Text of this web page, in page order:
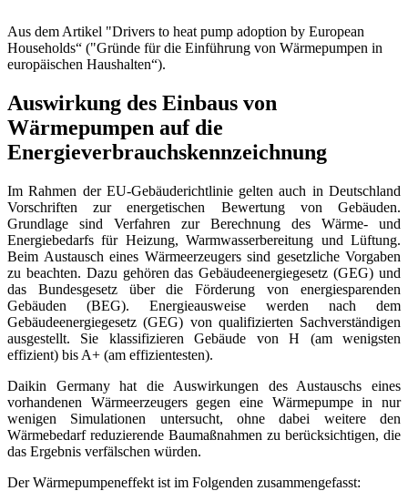
Aus dem Artikel "Drivers to heat pump adoption by European
Households“ ("Gründe für die Einführung von Wärmepumpen in
europäischen Haushalten“).
Auswirkung des Einbaus von
Wärmepumpen auf die
Energieverbrauchskennzeichnung
Im Rahmen der EU-Gebäuderichtlinie gelten auch in Deutschland
Vorschriften zur energetischen Bewertung von Gebäuden.
Grundlage sind Verfahren zur Berechnung des Wärme- und
Energiebedarfs für Heizung, Warmwasserbereitung und Lüftung.
Beim Austausch eines Wärmeerzeugers sind gesetzliche Vorgaben
zu beachten. Dazu gehören das Gebäudeenergiegesetz (GEG) und
das Bundesgesetz über die Förderung von energiesparenden
Gebäuden (BEG). Energieausweise werden nach dem
Gebäudeenergiegesetz (GEG) von qualifizierten Sachverständigen
ausgestellt. Sie klassifizieren Gebäude von H (am wenigsten
effizient) bis A+ (am effizientesten).
Daikin Germany hat die Auswirkungen des Austauschs eines
vorhandenen Wärmeerzeugers gegen eine Wärmepumpe in nur
wenigen Simulationen untersucht, ohne dabei weitere den
Wärmebedarf reduzierende Baumaßnahmen zu berücksichtigen, die
das Ergebnis verfälschen würden.
Der Wärmepumpeneffekt ist im Folgenden zusammengefasst: